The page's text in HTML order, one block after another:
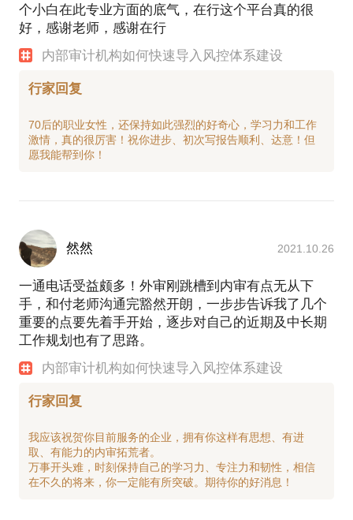
个小白在此专业方面的底气，在行这个平台真的很
好，感谢老师，感谢在行
内部审计机构如何快速导入风控体系建设
行家回复
70后的职业女性，还保持如此强烈的好奇心，学习力和工作
激情，真的很厉害！祝你进步、初次写报告顺利、达意！但
然然 2021.10.26
一通电话受益颇多！外审刚跳槽到内审有点无从下
手，和付老师沟通完豁然开朗，一步步告诉我了几个
重要的点要先着手开始，逐步对自己的近期及中长期
工作规划也有了思路。
内部审计机构如何快速导入风控体系建设
行家回复
我应该祝贺你目前服务的企业，拥有你这样有思想、有进
取、有能力的内审拓荒者。
万事开头难，时刻保持自己的学习力、专注力和韧性，相信